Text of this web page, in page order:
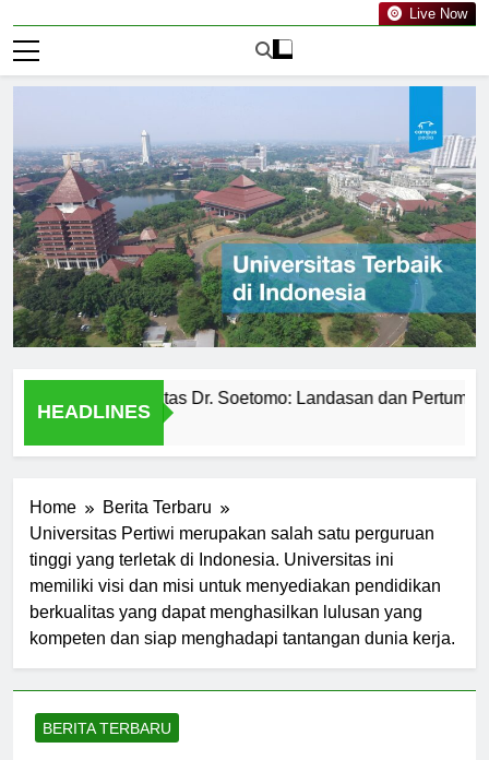
Live Now
HEADLINES
Universitas Dr. Soetomo: Landasan dan Pertumbuhan
Home
Berita Terbaru
Universitas Pertiwi merupakan salah satu perguruan
tinggi yang terletak di Indonesia. Universitas ini
memiliki visi dan misi untuk menyediakan pendidikan
berkualitas yang dapat menghasilkan lulusan yang
kompeten dan siap menghadapi tantangan dunia kerja.
BERITA TERBARU